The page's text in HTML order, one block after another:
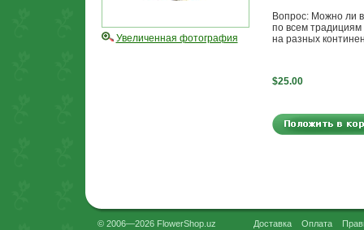
Увеличенная фотография
Вопрос: Можно ли
по всем традициям
на разных
$25.00
© 2006—2026 FlowerShop.uz Доставка Оплата